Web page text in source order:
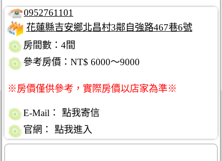
0952761101
花蓮縣吉安鄉北昌村3鄰自強路467巷6號
房間數：4間
參考房價：NT$ 6000～9000
※房價僅供參考，實際房價以店家為準※
E-Mail：
點我寄信
官網：
點我進入